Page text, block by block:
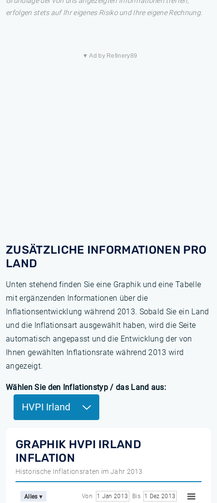
erfolgen stets auf Ihr eigenes Risiko und Ihre eigene Rechnung.
▼ Ad by Refinery89
ZUSÄTZLICHE INFORMATIONEN PRO
LAND
Unten stehend finden Sie eine Graphik und eine Tabelle
mit ergänzenden Informationen über die
Inflationsentwicklung während 2013. Sobald Sie ein Land
und die Inflationsart ausgewählt haben, wird die Seite
automatisch angepasst und die Entwicklung der von
Ihnen gewählten Inflationsrate während 2013 wird
angezeigt.
Wählen Sie den Inflationstyp / das Land aus:
HVPI Irland
GRAPHIK HVPI IRLAND
INFLATION
Historische Inflationsraten im Jahr 2013
Alles ▾ Von 1 Jan 2013 Bis 1 Dez 2013